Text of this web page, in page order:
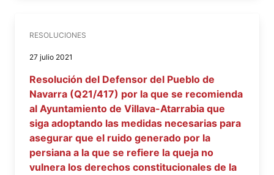
RESOLUCIONES
27 julio 2021
Resolución del Defensor del Pueblo de
Navarra (Q21/417) por la que se recomienda
al Ayuntamiento de Villava-Atarrabia que
siga adoptando las medidas necesarias para
asegurar que el ruido generado por la
persiana a la que se refiere la queja no
vulnera los derechos constitucionales de la